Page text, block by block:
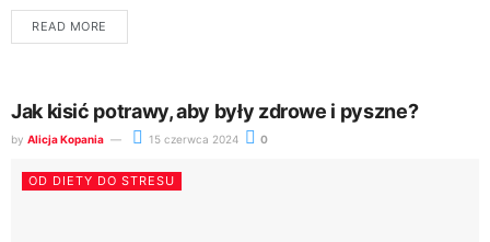
kluczową rolę w procesie leczenia. Farmaceuci, będący...
READ MORE
Jak kisić potrawy, aby były zdrowe i pyszne?
by Alicja Kopania 15 czerwca 2024 0
OD DIETY DO STRESU